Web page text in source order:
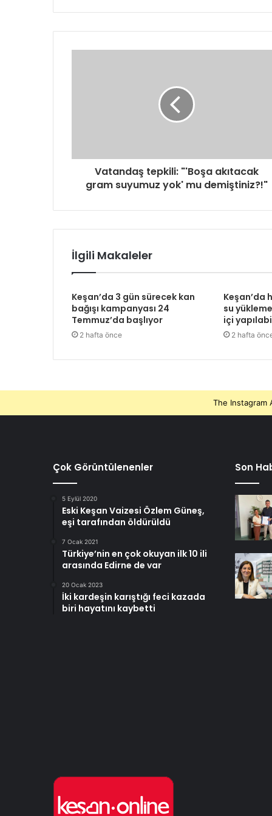
Vatandaş tepkili: "'Boşa akıtacak
gram suyumuz yok' mu demiştiniz?!"
İlgili Makaleler
Keşan’da 3 gün sürecek kan
bağışı kampanyası 24
Temmuz’da başlıyor
2 hafta önce
Keşan’da
su
içi
2 hafta
The Instagram
Çok Görüntülenenler
5 Eylül 2020
Eski Keşan Vaizesi Özlem Güneş,
eşi tarafından öldürüldü
7 Ocak 2021
Türkiye’nin en çok okuyan ilk 10 ili
arasında Edirne de var
20 Ocak 2023
İki kardeşin karıştığı feci kazada
biri hayatını kaybetti
Son